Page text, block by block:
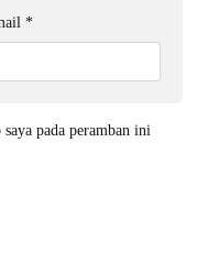
*
pada peramban ini